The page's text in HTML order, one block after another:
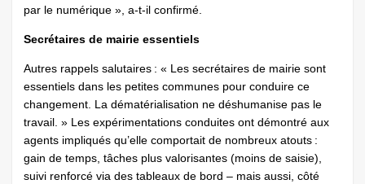
par le numérique », a-t-il confirmé.
Secrétaires de mairie essentiels
Autres rappels salutaires : « Les secrétaires de mairie sont
essentiels dans les petites communes pour conduire ce
changement. La dématérialisation ne déshumanise pas le
travail. » Les expérimentations conduites ont démontré aux
agents impliqués qu’elle comportait de nombreux atouts :
gain de temps, tâches plus valorisantes (moins de saisie),
suivi renforcé via des tableaux de bord – mais aussi, côté